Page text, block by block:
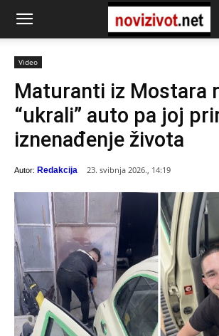
Video
Maturanti iz Mostara
“ukrali” auto pa joj
iznenađenje života
Autor: Redakcija 23. svibnja 2026., 14:19